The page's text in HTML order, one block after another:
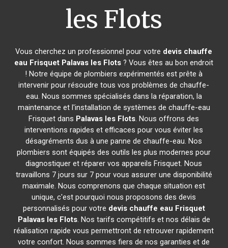
les Flots
Vous cherchez un professionnel pour votre devis chauffe
eau Frisquet Palavas les Flots ? Vous êtes au bon endroit
! Notre équipe de plombiers expérimentés est prête à
intervenir pour résoudre tous vos problèmes de chauffe-
eau. Nous sommes spécialisés dans la réparation, la
maintenance et l'installation de systèmes de chauffe-eau
Frisquet dans Palavas les Flots. Nous offrons des
interventions rapides et efficaces pour vous éviter les
désagréments dus à une panne de chauffe-eau. Nos
plombiers sont équipés des outils les plus modernes pour
diagnostiquer et réparer vos appareils Frisquet. Nous
travaillons 7 jours sur 7 pour vous assurer une disponibilité
maximale. Nous comprenons que chaque situation est
unique, c'est pourquoi nous proposons des devis
personnalisés pour votre devis chauffe eau Frisquet
Palavas les Flots. Nos tarifs compétitifs et nos délais de
réalisation rapide vous permettront de retrouver rapidement
votre confort. Nous sommes fiers de nos garanties et de